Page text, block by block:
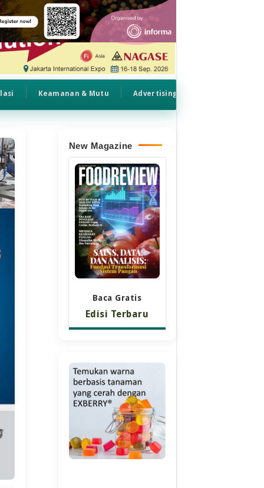
Keamanan & Mutu Advertising
New Magazine
Baca Gratis
Edisi Terbaru